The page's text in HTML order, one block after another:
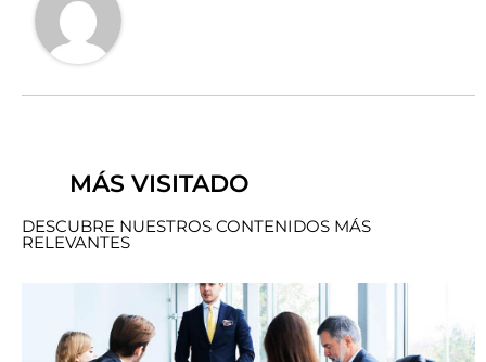
MÁS VISITADO
DESCUBRE NUESTROS CONTENIDOS MÁS
RELEVANTES